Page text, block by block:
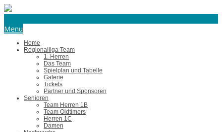
Menu
Home
Regionalliga Team
1. Herren
Das Team
Spielplan und Tabelle
Galerie
Tickets
Partner und Sponsoren
Senioren
Team Herren 1B
Team Oldtimers
Herren 1C
Damen